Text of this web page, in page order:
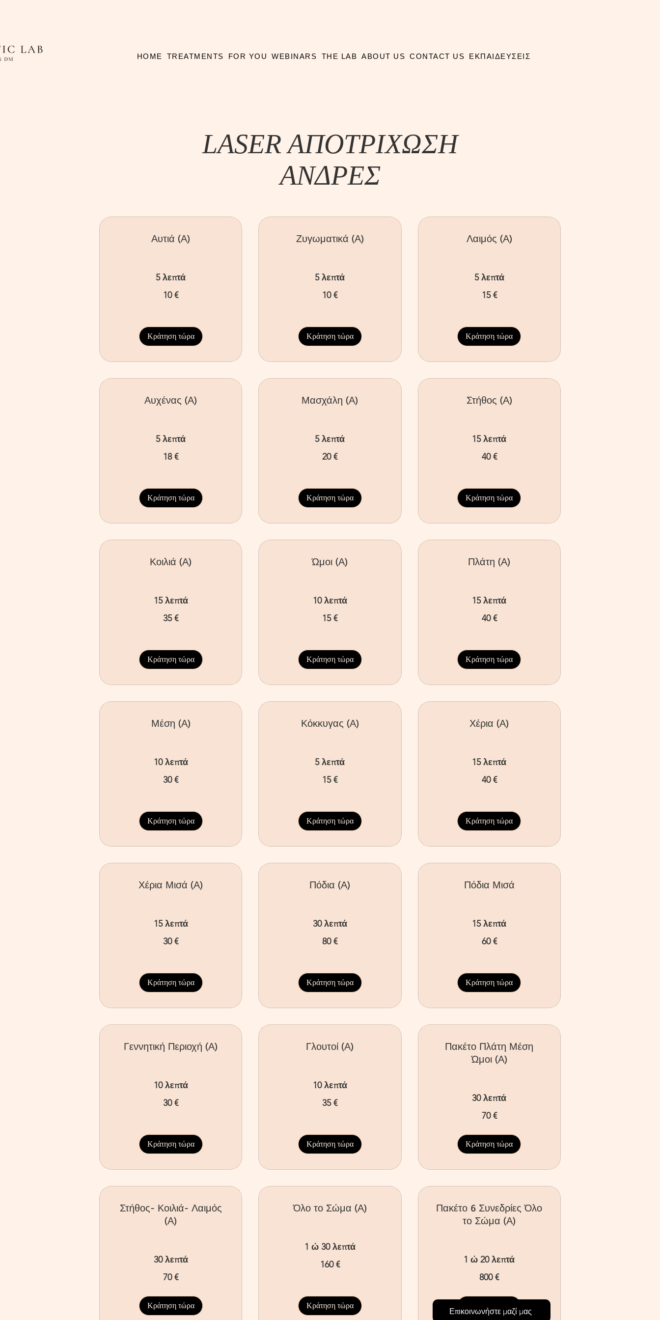
HOME TREATMENTS FOR YOU WEBINARS THE LAB ABOUT US CONTACT US ΕΚΠΑΙΔΕΥΣΕΙΣ
LASER AΠOTPIXΩΣH
ΑΝΔΡΕΣ
Αυτιά (Α)
5 λεπτά
10 €
Κράτηση τώρα
Ζυγωματικά (Α)
5 λεπτά
10 €
Κράτηση τώρα
Λαιμός (Α)
5 λεπτά
15 €
Κράτηση τώρα
Αυχένας (Α)
5 λεπτά
18 €
Κράτηση τώρα
Μασχάλη (Α)
5 λεπτά
20 €
Κράτηση τώρα
Στήθος (Α)
15 λεπτά
40 €
Κράτηση τώρα
Κοιλιά (Α)
15 λεπτά
35 €
Κράτηση τώρα
Ώμοι (Α)
10 λεπτά
15 €
Κράτηση τώρα
Πλάτη (Α)
15 λεπτά
40 €
Κράτηση τώρα
Μέση (Α)
10 λεπτά
30 €
Κράτηση τώρα
Κόκκυγας (Α)
5 λεπτά
15 €
Κράτηση τώρα
Χέρια (Α)
15 λεπτά
40 €
Κράτηση τώρα
Χέρια Μισά (Α)
15 λεπτά
30 €
Κράτηση τώρα
Πόδια (Α)
30 λεπτά
80 €
Κράτηση τώρα
Πόδια Μισά
15 λεπτά
60 €
Κράτηση τώρα
Γεννητική Περιοχή (Α)
10 λεπτά
30 €
Κράτηση τώρα
Γλουτοί (Α)
10 λεπτά
35 €
Κράτηση τώρα
Πακέτο Πλάτη Μέση
Ώμοι (Α)
30 λεπτά
70 €
Κράτηση τώρα
Στήθος- Κοιλιά- Λαιμός
(Α)
30 λεπτά
70 €
Κράτηση τώρα
Όλο το Σώμα (Α)
1 ώ 30 λεπτά
160 €
Κράτηση τώρα
Πακέτο 6 Συνεδρίες Όλο
το Σώμα (Α)
1 ώ 20 λεπτά
800 €
Κράτηση τώρα
Επικοινωνήστε μαζί μας